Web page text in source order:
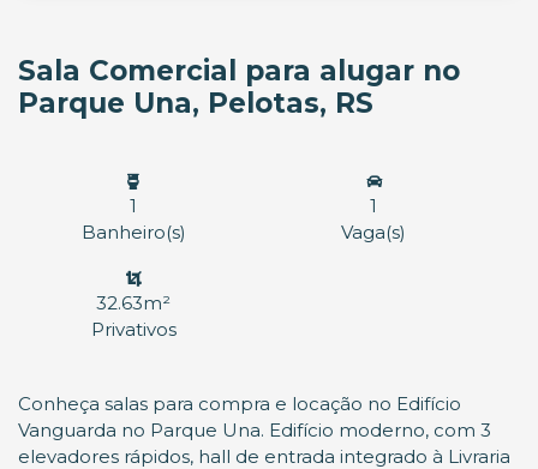
Sala Comercial para alugar no
Parque Una, Pelotas, RS
1
Banheiro(s)
1
Vaga(s)
32.63m²
Privativos
Conheça salas para compra e locação no Edifício
Vanguarda no Parque Una. Edifício moderno, com 3
elevadores rápidos, hall de entrada integrado à Livraria